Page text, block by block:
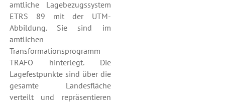
amtliche Lagebezugssystem
ETRS 89 mit der UTM-
Abbildung. Sie sind im
amtlichen
Transformationsprogramm
TRAFO hinterlegt. Die
Lagefestpunkte sind über die
gesamte Landesfläche
verteilt und repräsentieren